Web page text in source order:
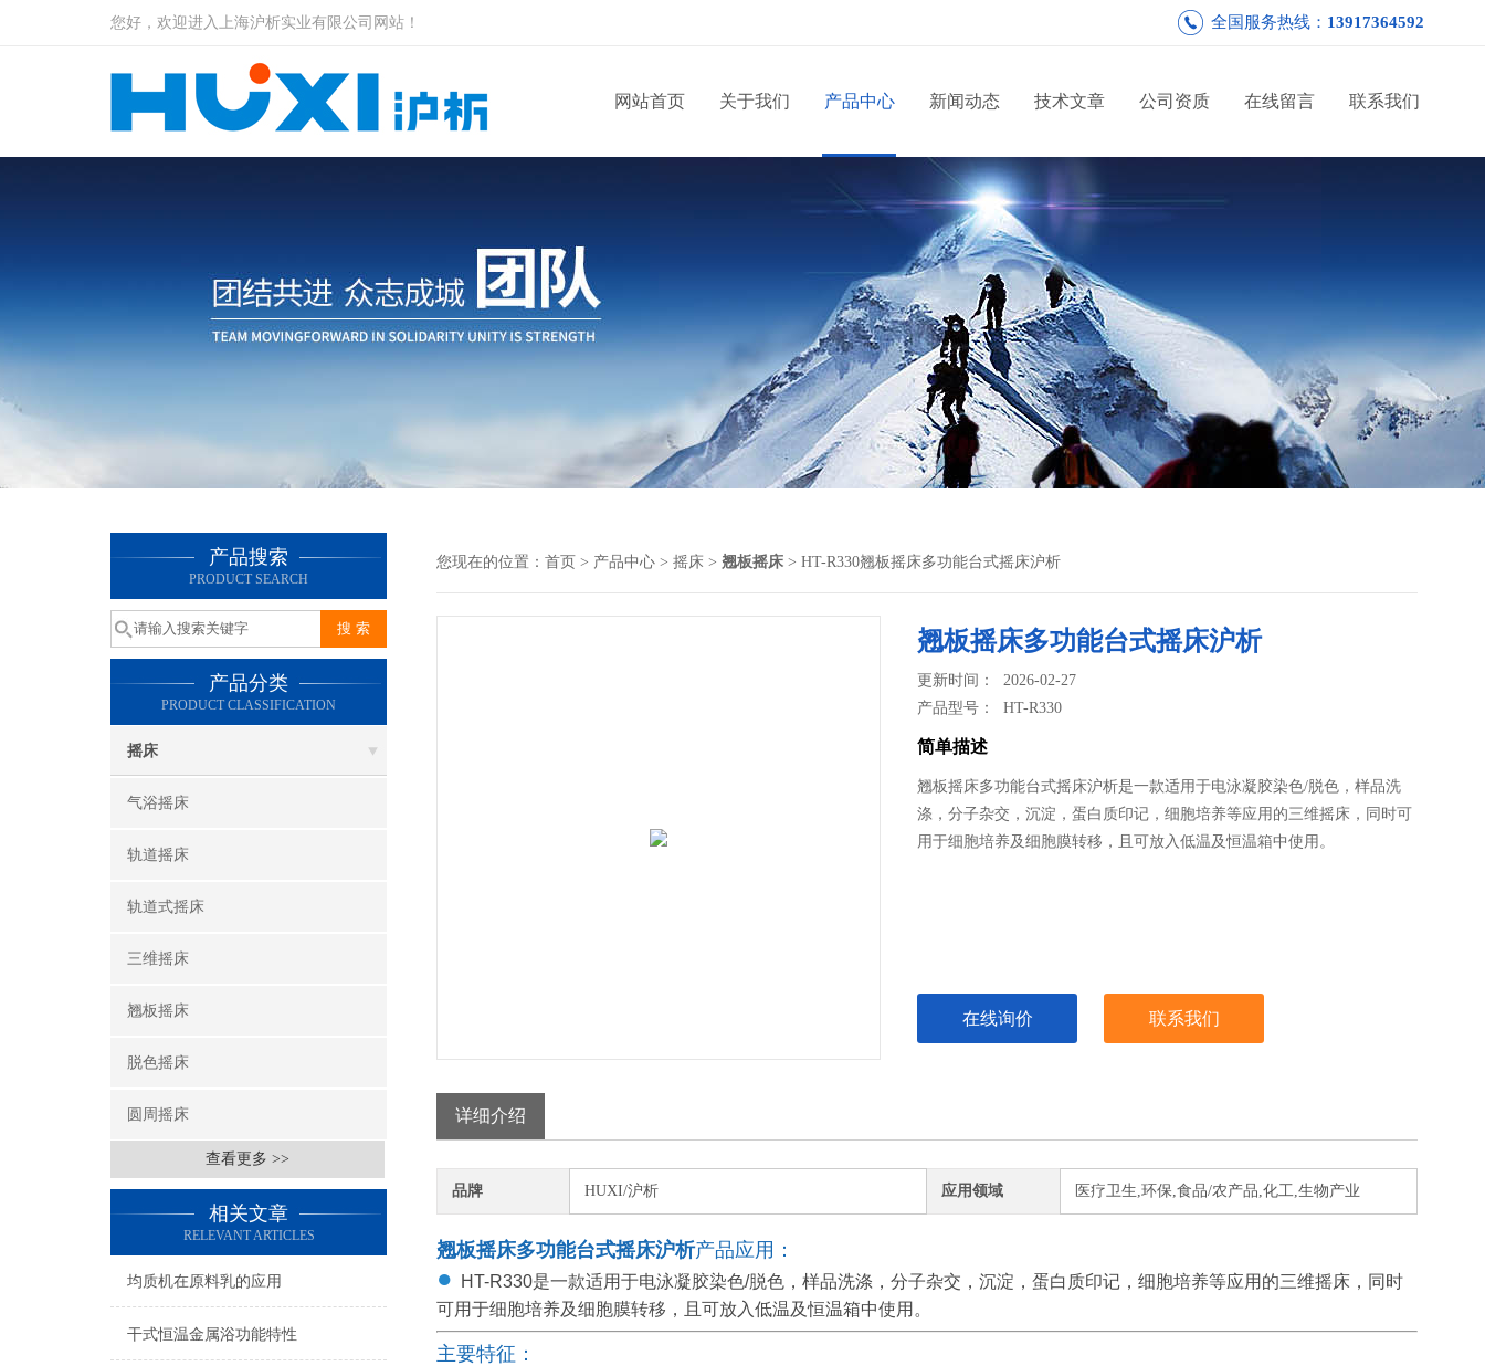
您好，欢迎进入上海沪析实业有限公司网站！ 全国服务热线： 13917364592
网站首页 关于我们 产品中心 新闻动态 技术文章 公司资质 在线留言 联系我们
产品搜索
PRODUCT SEARCH
产品分类
PRODUCT CLASSIFICATION
摇床
气浴摇床
轨道摇床
轨道式摇床
三维摇床
翘板摇床
脱色摇床
圆周摇床
查看更多 >>
相关文章
RELEVANT ARTICLES
均质机在原料乳的应用
干式恒温金属浴功能特性
您现在的位置： 首页 > 产品中心 > 摇床 > 翘板摇床 > HT-R330翘板摇床多功能台式摇床沪析
翘板摇床多功能台式摇床沪析
更新时间： 2026-02-27
产品型号：HT-R330
简单描述
翘板摇床多功能台式摇床沪析是一款适用于电泳凝胶染色/脱色，样品洗
涤，分子杂交，沉淀，蛋白质印记，细胞培养等应用的三维摇床，同时可
用于细胞培养及细胞膜转移，且可放入低温及恒温箱中使用。
在线询价 联系我们
详细介绍
品牌 HUXI/沪析 应用领域 医疗卫生,环保,食品/农产品,化工,生物产业
翘板摇床多功能台式摇床沪析产品应用：
●
HT-R330是一款适用于电泳凝胶染色/脱色，样品洗涤，分子杂交，沉淀，蛋白质印记，细胞培养等应用的三维摇床，同时
可用于细胞培养及细胞膜转移，且可放入低温及恒温箱中使用。
主要特征：